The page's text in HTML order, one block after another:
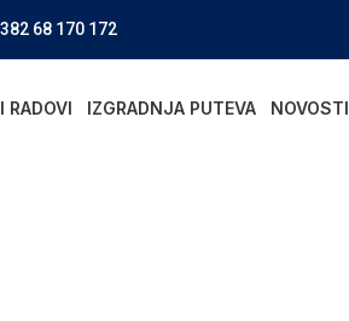
68 170 172
RADOVI IZGRADNJA PUTEVA NOVOSTI